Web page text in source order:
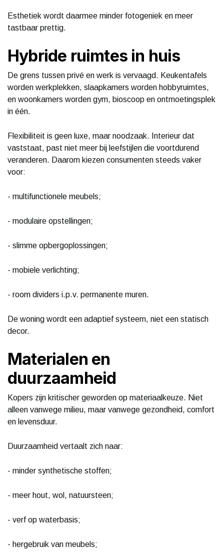
Esthetiek wordt daarmee minder fotogeniek en meer
tastbaar prettig.
Hybride ruimtes in huis
De grens tussen privé en werk is vervaagd. Keukentafels
worden werkplekken, slaapkamers worden hobbyruimtes,
en woonkamers worden gym, bioscoop en ontmoetingsplek
in één.
Flexibiliteit is geen luxe, maar noodzaak. Interieur dat
vaststaat, past niet meer bij leefstijlen die voortdurend
veranderen. Daarom kiezen consumenten steeds vaker
voor:
- multifunctionele meubels;
- modulaire opstellingen;
- slimme opbergoplossingen;
- mobiele verlichting;
- room dividers i.p.v. permanente muren.
De woning wordt een adaptief systeem, niet een statisch
decor.
Materialen en
duurzaamheid
Kopers zijn kritischer geworden op materiaalkeuze. Niet
alleen vanwege milieu, maar vanwege gezondheid, comfort
en levensduur.
Duurzaamheid vertaalt zich naar:
- minder synthetische stoffen;
- meer hout, wol, natuursteen;
- verf op waterbasis;
- hergebruik van meubels;